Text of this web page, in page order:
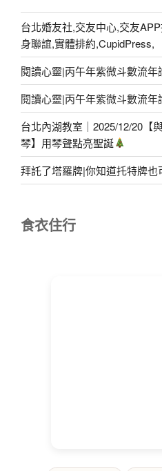
台北婚友社,交友中心,交友
身聯誼,實體排約,CupidPress,
閱讀心靈|丙午年紫微斗數流年
閱讀心靈|丙午年紫微斗數流年
台北內湖教室｜2025/12/20【
琴】用琴聲點亮聖誕
拜託了塔羅牌|你知道托特牌也
食衣住行